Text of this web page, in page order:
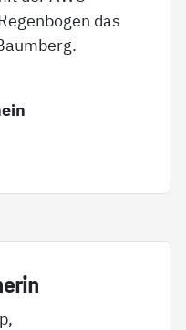
das